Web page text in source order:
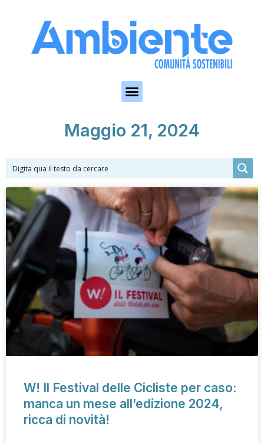
Maggio 21, 2024
W! Il Festival delle Cicliste per caso:
manca un mese all’edizione 2024,
ricca di novità!